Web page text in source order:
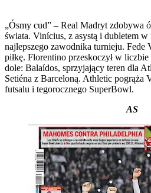
„Ósmy cud” – Real Madryt zdobywa
świata. Vinícius, z asystą i dubletem w
najlepszego zawodnika turnieju. Fede
piłkę. Florentino przeskoczył w
dole: Balaídos, sprzyjający teren dla
Setiéna z Barceloną. Athletic pogrąża
futsalu i tegorocznego SuperBowl.
AS